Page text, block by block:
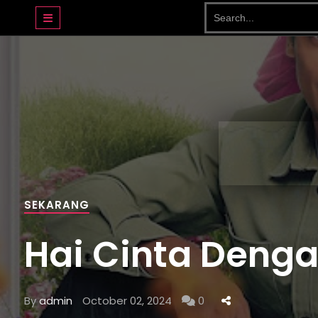
SEKARANG
Hai Cinta
Byadmin October 02, 2024 0